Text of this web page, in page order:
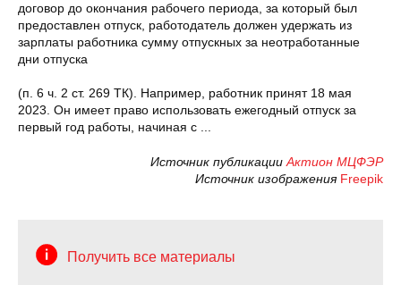
договор до окончания рабочего периода, за который был
предоставлен отпуск, работодатель должен удержать из
зарплаты работника сумму отпускных за неотработанные
дни отпуска
(п. 6 ч. 2 ст. 269 ТК). Например, работник принят 18 мая
2023. Он имеет право использовать ежегодный отпуск за
первый год работы, начиная с ...
Источник публикации Актион МЦФЭР
Источник изображения Freepik
Получить все материалы